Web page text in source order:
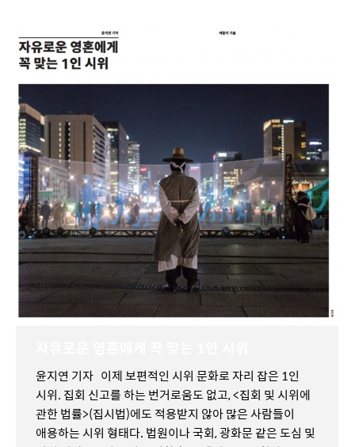
윤지연 기자 이제 보편적인 시위 문화로 자리 잡은 1인
시위. 집회 신고를 하는 번거로움도 없고, <집회 및 시위에
관한 법률>(집시법)에도 적용받지 않아 많은 사람들이
애용하는 시위 형태다. 법원이나 국회, 광화문 같은 도심 및